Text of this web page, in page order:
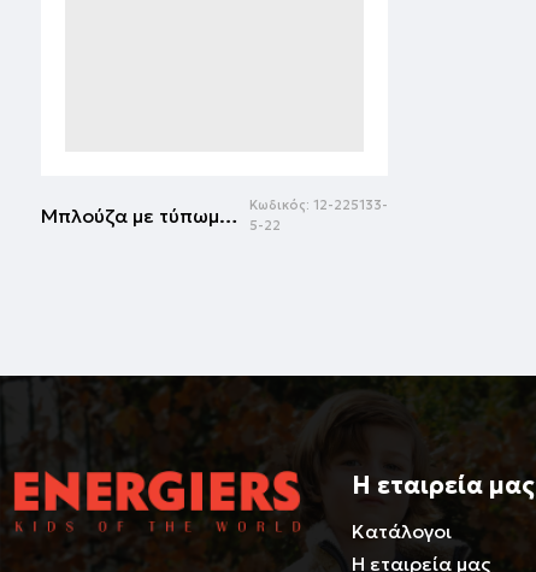
Μπλούζα με τύπωμα για αγόρι | ΛΕΥΚΟ Κωδικός: 12-225133-
5-22
Η εταιρεία μας
Κατάλογοι
Η εταιρεία μας